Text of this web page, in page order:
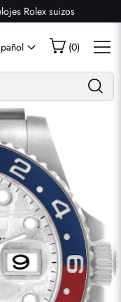
Rolex suizos
(0)
artículo pueden